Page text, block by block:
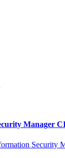
Manager
Security